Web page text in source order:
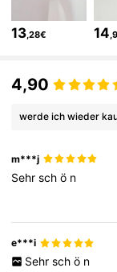
4,89
13,28€ 14
4,90
werde ich wieder
m***j
Sehrschö n
e***i
Sehr sch ö n